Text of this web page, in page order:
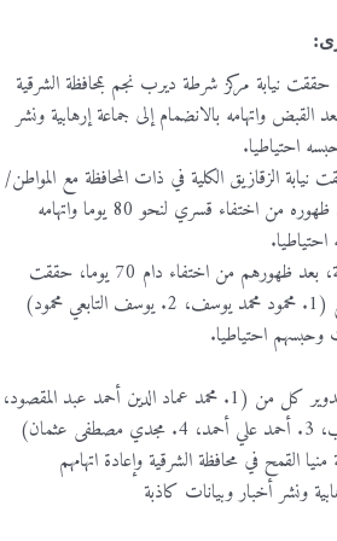
حققت نيابة مركز شرطة ديرب نجم بمحافظة الشرقية
القبض واتهامه بالانضمام إلى جماعة إرهابية ونشر
احتياطيا.
نيابة الزقازيق الكلية في ذات المحافظة مع المواطن/
مصطفى أحمد وفقي بعد ظهوره من اختفاء قسري لنحو 80 يوما واتهامه
ة، بعد ظهورهم من اختفاء دام 70 يوما، حققت
نيابة مركز ديرب نجم مع (1. محمود محمد يوسف، 2. يوسف التابعي محمود)
وحبسهم احتياطيا.
، تم تدوير كل من (1. محمد عماد الدين أحمد عبد المقصود،
2. احمد محمد محمود الديب، 3. أحمد علي أحمد، 4. مجدي مصطفى عثمان)
القمح في محافظة الشرقية وإعادة اتهامهم
ونشر أخبار وبيانات كاذبة